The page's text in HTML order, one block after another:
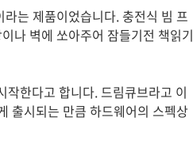
는 제품이었습니다. 충전식 빔 프
나 벽에 쏘아주어 잠들기전 책읽기
한다고 합니다. 드림큐브라고 이
출시되는 만큼 하드웨어의 스펙상